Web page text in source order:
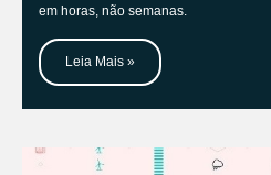
em horas, não semanas.
Leia Mais »